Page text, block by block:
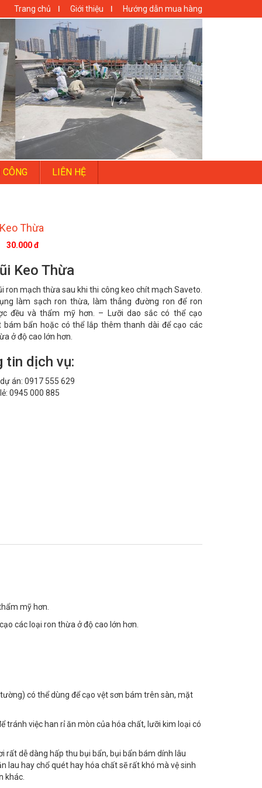
Trang chủ Giới thiệu Hướng dẫn mua hàng
LIÊN HỆ
Thừa
30.000 đ
Keo Thừa
ron mạch thừa sau khi thi công keo chít mạch Saveto.
làm sạch ron thừa, làm thẳng đường ron để ron
đều và thẩm mỹ hơn. – Lưỡi dao sắc có thể cạo
bám bẩn hoặc có thể lắp thêm thanh dài để cạo các
ở độ cao lớn hơn.
tin dịch vụ:
án: 0917 555 629
0945 000 885
mỹ hơn.
các loại ron thừa ở độ cao lớn hơn.
có thể dùng để cạo vệt sơn bám trên sàn, mặt
tránh việc han rỉ ăn mòn của hóa chất, lưỡi kim loại có
rất dễ dàng hấp thu bụi bẩn, bụi bẩn bám dính lâu
lau hay chổ quét hay hóa chất sẽ rất khó mà vệ sinh
khác.